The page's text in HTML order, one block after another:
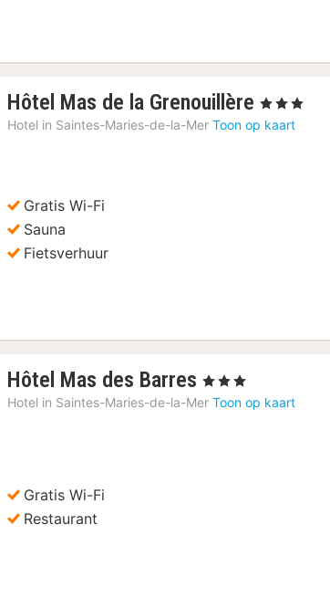
foto
Hôtel Mas de la Grenouillère 1
nacht
, 3 Sterren
Hotel in Saintes-Maries-de-la-Mer Toon op kaart
Gratis Wi-Fi
Sauna
Fietsverhuur
foto
Hôtel Mas des Barres 1
nacht
, 3 Sterren
Hotel in Saintes-Maries-de-la-Mer Toon op kaart
Gratis Wi-Fi
Restaurant